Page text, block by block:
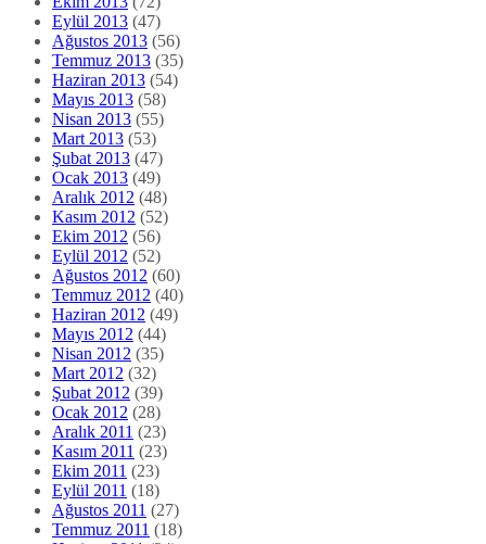
Eylül 2013 (47)
Ağustos 2013 (56)
Temmuz 2013 (35)
Haziran 2013 (54)
Mayıs 2013 (58)
Nisan 2013 (55)
Mart 2013 (53)
Şubat 2013 (47)
Ocak 2013 (49)
Aralık 2012 (48)
Kasım 2012 (52)
Ekim 2012 (56)
Eylül 2012 (52)
Ağustos 2012 (60)
Temmuz 2012 (40)
Haziran 2012 (49)
Mayıs 2012 (44)
Nisan 2012 (35)
Mart 2012 (32)
Şubat 2012 (39)
Ocak 2012 (28)
Aralık 2011 (23)
Kasım 2011 (23)
Ekim 2011 (23)
Eylül 2011 (18)
Ağustos 2011 (27)
Temmuz 2011 (18)